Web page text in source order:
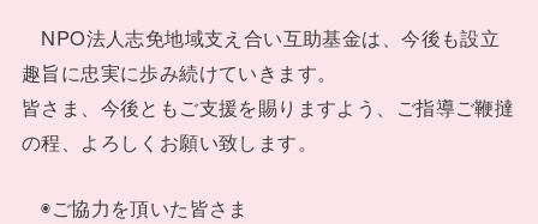
NPO法人志免地域支え合い互助基金は、今後も設立
趣旨に忠実に歩み続けていきます。
皆さま、今後ともご支援を賜りますよう、ご指導ご鞭撻
の程、よろしくお願い致します。
◉ご協力を頂いた皆さま